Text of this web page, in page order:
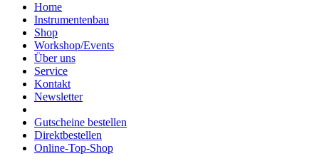
Home
Instrumentenbau
Shop
Workshop/Events
Über uns
Service
Kontakt
Newsletter
Gutscheine bestellen
Direktbestellen
Online-Top-Shop